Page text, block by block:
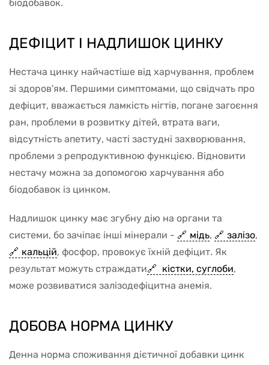
біодобавок.
ДЕФІЦИТ І НАДЛИШОК ЦИНКУ
Нестача цинку найчастіше від харчування, проблем
зі здоров'ям. Першими симптомами, що свідчать про
дефіцит, вважається ламкість нігтів, погане загоєння
ран, проблеми в розвитку дітей, втрата ваги,
відсутність апетиту, часті застудні захворювання,
проблеми з репродуктивною функцією. Відновити
нестачу можна за допомогою харчування або
біодобавок із цинком.
Надлишок цинку має згубну дію на органи та
системи, бо зачіпає інші мінерали -
мідь, залізо,
кальцій, фосфор, провокує їхній дефіцит. Як
результат можуть страждати
кістки, суглоби,
може розвиватися залізодефіцитна анемія.
ДОБОВА НОРМА ЦИНКУ
Денна норма споживання дієтичної добавки цинк